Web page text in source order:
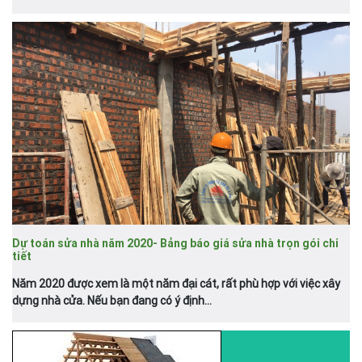
Dự toán sửa nhà năm 2020- Bảng báo giá sửa nhà trọn gói chi
tiết
Năm 2020 được xem là một năm đại cát, rất phù hợp với việc xây
dựng nhà cửa. Nếu bạn đang có ý định...